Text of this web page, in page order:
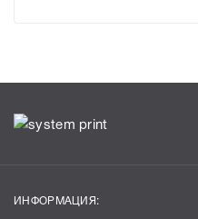
ИНФОРМАЦИЯ: